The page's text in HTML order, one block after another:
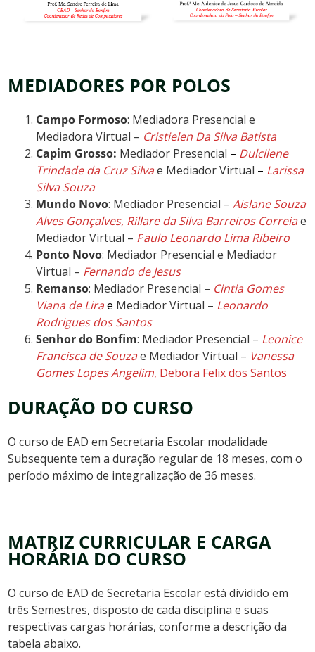
MEDIADORES POR POLOS
Campo Formoso: Mediadora Presencial e
Mediadora Virtual – Cristielen Da Silva Batista
Capim Grosso: Mediador Presencial – Dulcilene
Trindade da Cruz Silvae Mediador Virtual – Larissa
Silva Souza
Mundo Novo: Mediador Presencial – Aislane Souza
Alves Gonçalves, Rillare da Silva Barreiros Correiae
Mediador Virtual – Paulo Leonardo Lima Ribeiro
Ponto Novo: Mediador Presencial e Mediador
Virtual – Fernando de Jesus
Remanso: Mediador Presencial – Cintia Gomes
Viana de Lirae Mediador Virtual – Leonardo
Rodrigues dos Santos
Senhor do Bonfim: Mediador Presencial – Leonice
Francisca de Souzae Mediador Virtual – Vanessa
Gomes Lopes Angelim, Debora Felix dos Santos
DURAÇÃO DO CURSO
O curso de EAD em Secretaria Escolar modalidade
Subsequente tem a duração regular de 18 meses, com o
período máximo de integralização de 36 meses.
MATRIZ CURRICULAR E CARGA
HORÁRIA DO CURSO
O curso de EAD de Secretaria Escolar está dividido em
três Semestres, disposto de cada disciplina e suas
respectivas cargas horárias, conforme a descrição da
tabela abaixo.